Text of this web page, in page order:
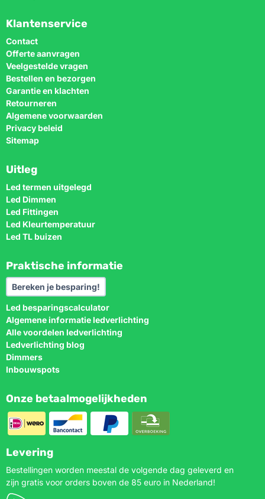
Klantenservice
Contact
Offerte aanvragen
Veelgestelde vragen
Bestellen en bezorgen
Garantie en klachten
Retourneren
Algemene voorwaarden
Privacy beleid
Sitemap
Uitleg
Led termen uitgelegd
Led Dimmen
Led Fittingen
Led Kleurtemperatuur
Led TL buizen
Praktische informatie
Bereken je besparing!
Led besparingscalculator
Algemene informatie ledverlichting
Alle voordelen ledverlichting
Ledverlichting blog
Dimmers
Inbouwspots
Onze betaalmogelijkheden
Levering
Bestellingen worden meestal de volgende dag geleverd en
zijn gratis voor orders boven de 85 euro in Nederland!